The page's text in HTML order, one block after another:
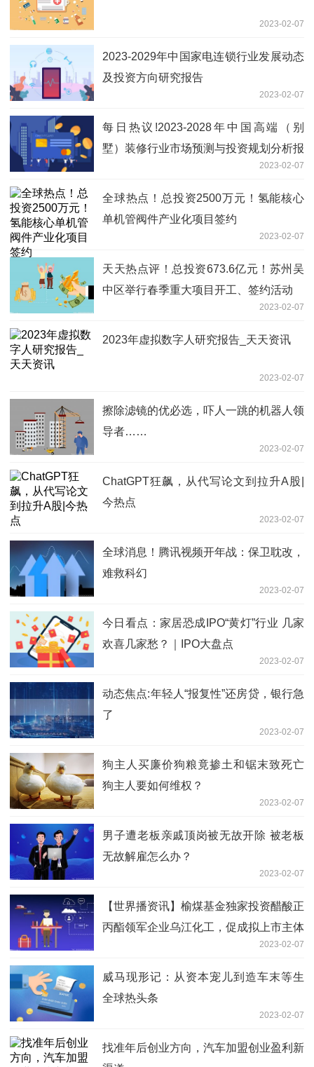
2023-02-07
2023-2029年中国家电连锁行业发展动态
及投资方向研究报告
2023-02-07
每日热议!2023-2028年中国高端（别
墅）装修行业市场预测与投资规划分析报
2023-02-07
全球热点！总投资2500万元！氢能核心
单机管阀件产业化项目签约
2023-02-07
天天热点评！总投资673.6亿元！苏州吴
中区举行春季重大项目开工、签约活动
2023-02-07
2023年虚拟数字人研究报告_天天资讯
2023-02-07
擦除滤镜的优必选，吓人一跳的机器人领
导者……
2023-02-07
ChatGPT狂飙，从代写论文到拉升A股|
今热点
2023-02-07
全球消息！腾讯视频开年战：保卫耽改，
难救科幻
2023-02-07
今日看点：家居恐成IPO“黄灯”行业 几家
欢喜几家愁？｜IPO大盘点
2023-02-07
动态焦点:年轻人“报复性”还房贷，银行急
了
2023-02-07
狗主人买廉价狗粮竟掺土和锯末致死亡
狗主人要如何维权？
2023-02-07
男子遭老板亲戚顶岗被无故开除 被老板
无故解雇怎么办？
2023-02-07
【世界播资讯】榆煤基金独家投资醋酸正
丙酯领军企业乌江化工，促成拟上市主体
2023-02-07
威马现形记：从资本宠儿到造车末等生
全球热头条
2023-02-07
找准年后创业方向，汽车加盟创业盈利新